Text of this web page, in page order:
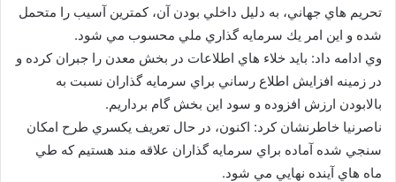
تحريم هاي جهاني، به دليل داخلي بودن آن، كمترين آسيب را متحمل
شده و اين امر يك سرمايه گذاري ملي محسوب مي شود.
وي ادامه داد: بايد خلاء هاي اطلاعات در بخش معدن را جبران كرده و
در زمينه افزايش اطلاع رساني براي سرمايه گذاران نسبت به
بالابودن ارزش افزوده و سود اين بخش گام برداريم.
ناصرنيا خاطرنشان كرد: اكنون، در حال تعريف يكسري طرح امكان
سنجي شده آماده براي سرمايه گذاران علاقه مند هستيم كه طي
ماه هاي آينده نهايي مي شود.